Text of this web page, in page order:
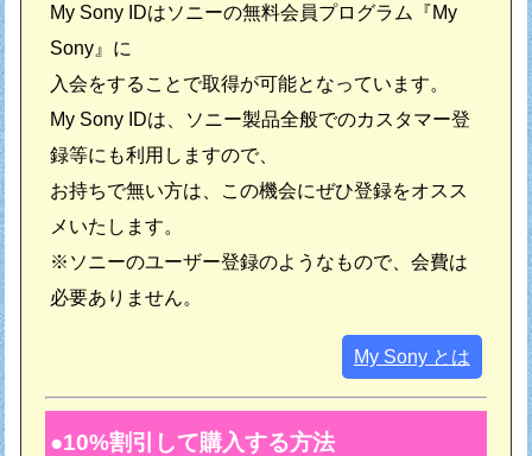
My Sony IDはソニーの無料会員プログラム『My
Sony』に
入会をすることで取得が可能となっています。
My Sony IDは、ソニー製品全般でのカスタマー登
録等にも利用しますので、
お持ちで無い方は、この機会にぜひ登録をオスス
メいたします。
※ソニーのユーザー登録のようなもので、会費は
必要ありません。
My Sony とは
10%割引して購入する方法